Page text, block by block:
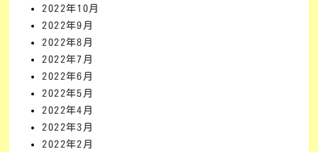
2022年10月
2022年9月
2022年8月
2022年7月
2022年6月
2022年5月
2022年4月
2022年3月
2022年2月